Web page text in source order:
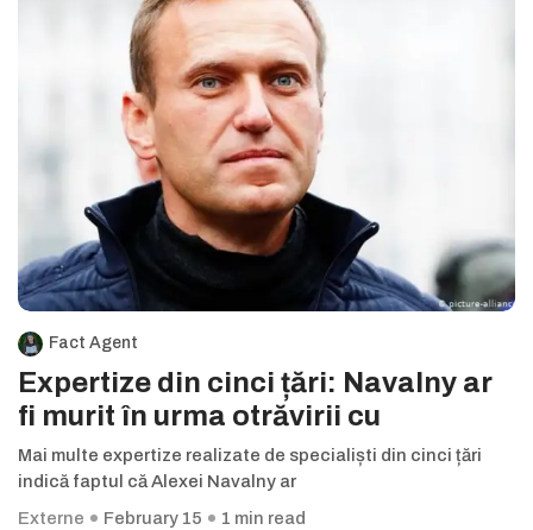
Fact Agent
Expertize din cinci țări: Navalny ar
fi murit în urma otrăvirii cu
Mai multe expertize realizate de specialiști din cinci țări
indică faptul că Alexei Navalny ar
Externe
February 15 1 min read